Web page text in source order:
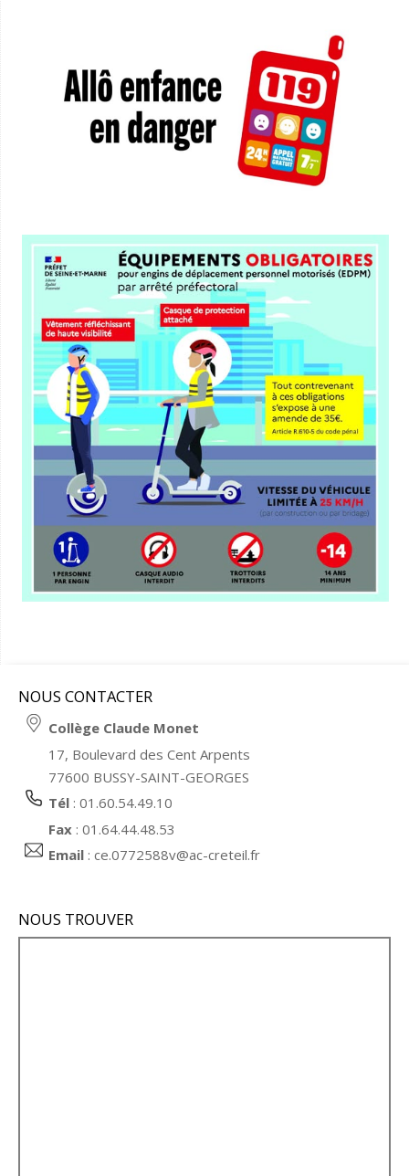
NOUS CONTACTER
Collège Claude Monet
17, Boulevard des Cent Arpents
77600 BUSSY-SAINT-GEORGES
Tél : 01.60.54.49.10
Fax : 01.64.44.48.53
Email :ce.0772588v@ac-creteil.fr
NOUS TROUVER